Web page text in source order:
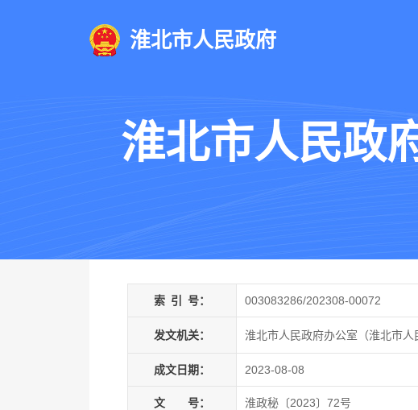
淮北市人民政府
淮北市人民政
索 引 号： 003083286/202308-00072
发文机关： 淮北市人民政府办公室（淮北市人
成文日期：
2023-08-08
文 号： 淮政秘〔2023〕72号